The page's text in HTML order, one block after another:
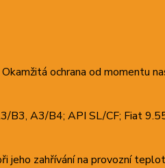
ochrana od momentu
B3, A3/B4; API SL/CF; Fiat
jeho zahřívání na provozní